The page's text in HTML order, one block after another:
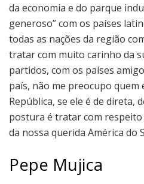
da economia e do parque
generoso” com os países
todas as nações da região
tratar com muito carinho da
partidos, com os países
país, não me preocupo quem
República, se ele é de direta,
postura é tratar com
da nossa querida América do
Pepe Mujica